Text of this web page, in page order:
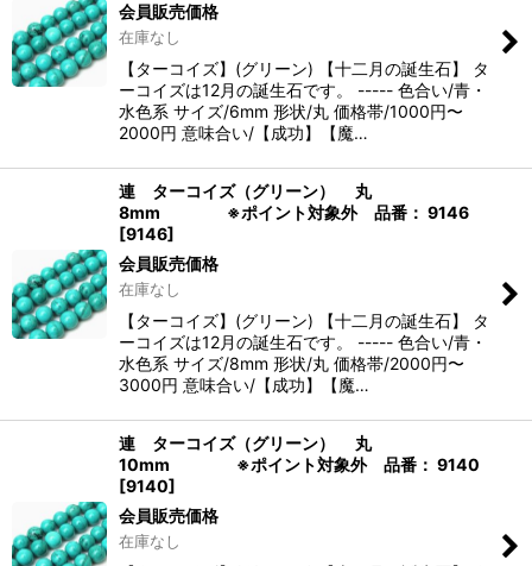
会員販売価格
在庫なし
【ターコイズ】(グリーン) 【十二月の誕生石】 タ
ーコイズは12月の誕生石です。 ----- 色合い/青・
水色系 サイズ/6mm 形状/丸 価格帯/1000円〜
2000円 意味合い/【成功】【魔…
連 ターコイズ（グリーン） 丸
8mm ※ポイント対象外 品番： 9146
[9146]
会員販売価格
在庫なし
【ターコイズ】(グリーン) 【十二月の誕生石】 タ
ーコイズは12月の誕生石です。 ----- 色合い/青・
水色系 サイズ/8mm 形状/丸 価格帯/2000円〜
3000円 意味合い/【成功】【魔…
連 ターコイズ（グリーン） 丸
10mm ※ポイント対象外 品番： 9140
[9140]
会員販売価格
在庫なし